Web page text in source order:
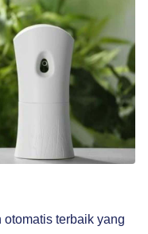
otomatis terbaik yang